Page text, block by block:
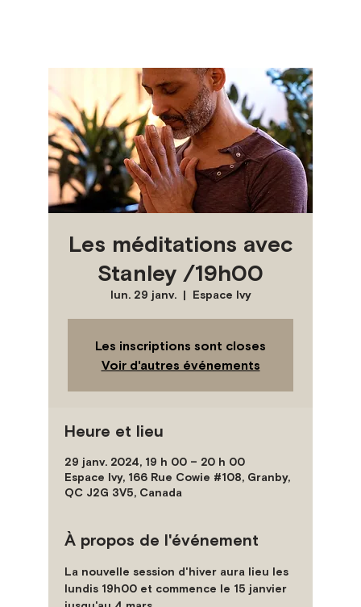
Les méditations avec
Stanley /19h00
lun. 29 janv.
  |
Espace Ivy
Les inscriptions sont closes
Voir d'autres événements
Heure et lieu
29 janv. 2024, 19 h 00 – 20 h 00
Espace Ivy, 166 Rue Cowie #108, Granby,
QC J2G 3V5, Canada
À propos de l'événement
La nouvelle session d'hiver aura lieu les
lundis 19h00 et commence le 15 janvier